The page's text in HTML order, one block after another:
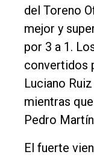
Inicio
Tendencia
Int.
General
Política
Entrevistas
del Toreno
mejor y
por 3 a 1.
convertidos
Luciano
mientras
Pedro
El fuerte